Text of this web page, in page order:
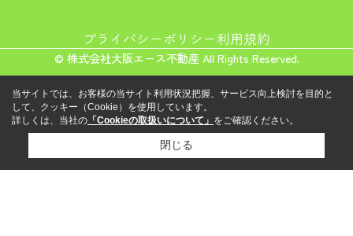
プライバシーポリシー利用規約
© 株式会社大阪エース不動産 All Rights Reserved.
当サイトでは、お客様の当サイト利用状況把握、サービス向上検討を目的と
して、クッキー（Cookie）を使用しています。
詳しくは、当社の 「Cookieの取扱いについて」 をご確認ください。
閉じる